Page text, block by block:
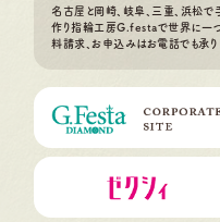
名古屋と岡崎、岐阜、三重、浜松
作り指輪工房G.festaで世界に一つ
料請求、お申込みはお電話でも承り